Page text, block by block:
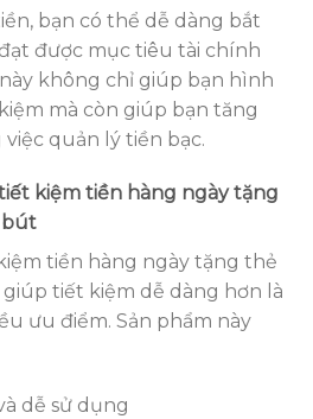
bạn có thể dễ dàng bắt
được mục tiêu tài chính
không chỉ giúp bạn hình
mà còn giúp bạn tăng
quản lý tiền bạc.
kiệm tiền hàng ngày tặng
bút
tiền hàng ngày tặng thẻ
tiết kiệm dễ dàng hơn là
ưu điểm. Sản phẩm này
dễ sử dụng